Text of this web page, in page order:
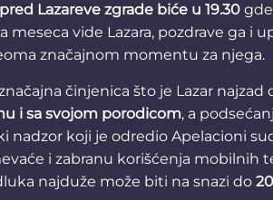
Lazareve zgrade biće u 19.30
meseca vide Lazara, pozdrave ga i
značajnom momentu za njega.
činjenica što je Lazar
i sa svojom porodicom, a
nadzor koji je odredio Apelacioni
i zabranu korišćenja mobilnih
najduže može biti na snazi do